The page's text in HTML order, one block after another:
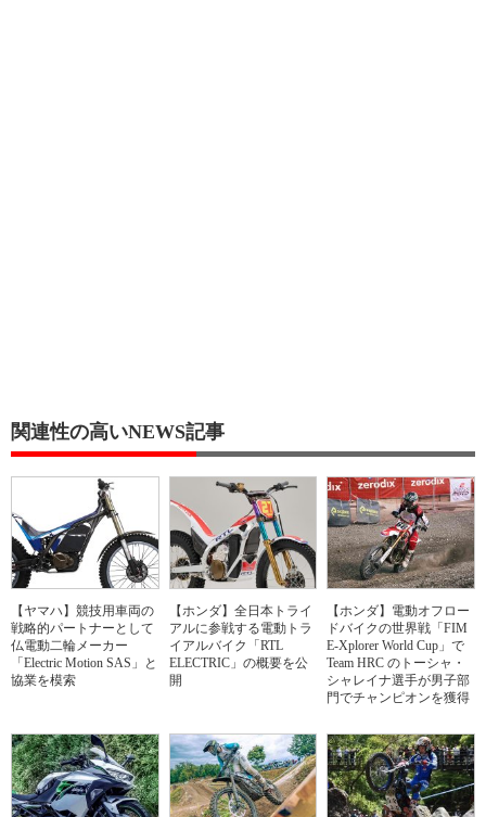
関連性の高いNEWS記事
【ヤマハ】競技用車両の
戦略的パートナーとして
仏電動二輪メーカー
「Electric Motion SAS」と
協業を模索
【ホンダ】全日本トライ
アルに参戦する電動トラ
イアルバイク「RTL
ELECTRIC」の概要を公
開
【ホンダ】電動オフロー
ドバイクの世界戦「FIM
E-Xplorer World Cup」で
Team HRC のトーシャ・
シャレイナ選手が男子部
門でチャンピオンを獲得